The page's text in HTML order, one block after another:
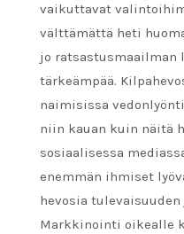
vaikuttavat
välttämättä heti
jo ratsastusmaailman
tärkeämpää.
naimisissa
niin kauan kuin näitä
sosiaalisessa
enemmän ihmiset
hevosia
Markkinointi oikealle